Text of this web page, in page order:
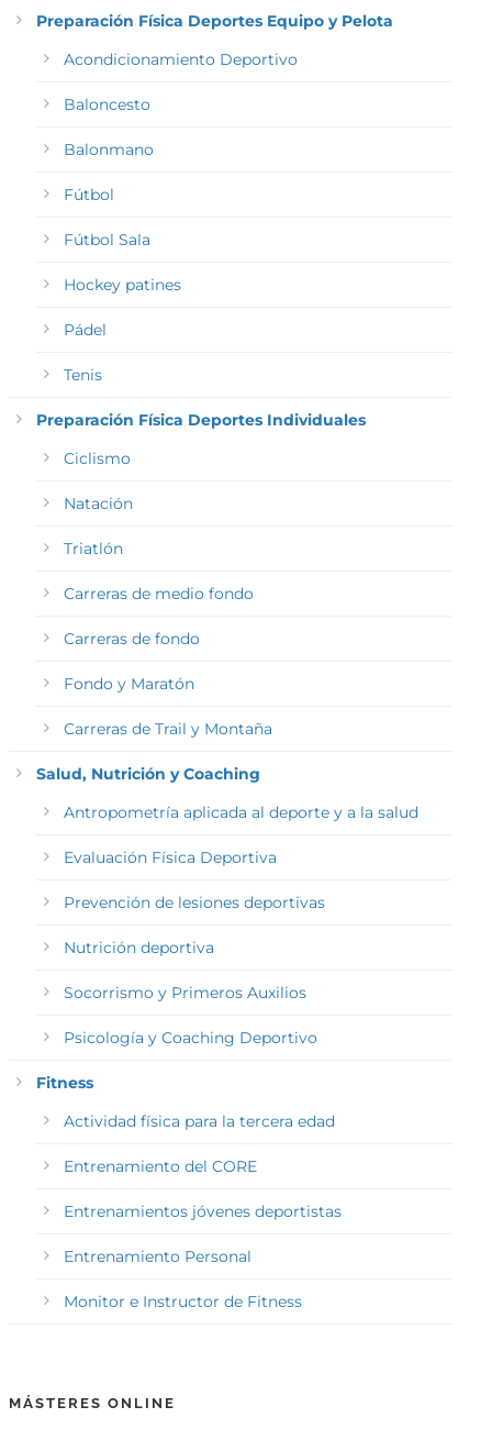
Preparación Física Deportes Equipo y Pelota
Acondicionamiento Deportivo
Baloncesto
Balonmano
Fútbol
Fútbol Sala
Hockey patines
Pádel
Tenis
Preparación Física Deportes Individuales
Ciclismo
Natación
Triatlón
Carreras de medio fondo
Carreras de fondo
Fondo y Maratón
Carreras de Trail y Montaña
Salud, Nutrición y Coaching
Antropometría aplicada al deporte y a la salud
Evaluación Física Deportiva
Prevención de lesiones deportivas
Nutrición deportiva
Socorrismo y Primeros Auxilios
Psicología y Coaching Deportivo
Fitness
Actividad física para la tercera edad
Entrenamiento del CORE
Entrenamientos jóvenes deportistas
Entrenamiento Personal
Monitor e Instructor de Fitness
MÁSTERES ONLINE